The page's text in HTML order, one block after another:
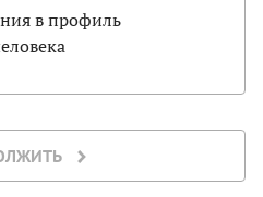
в профиль